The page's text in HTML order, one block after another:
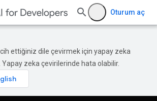
Oturum aç
ettiğiniz dile çevirmek için yapay zeka
Yapay zeka çevirilerinde hata olabilir.